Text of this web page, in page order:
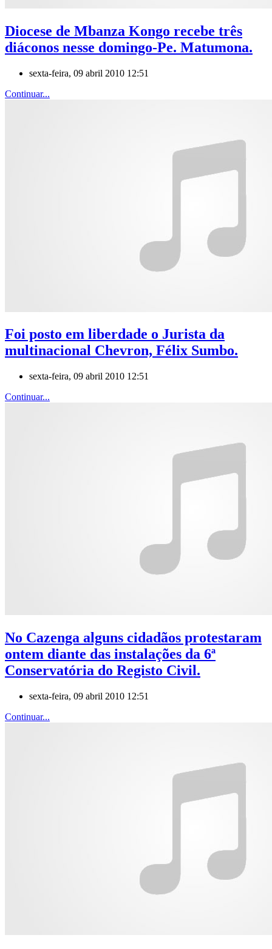
Diocese de Mbanza Kongo recebe três
diáconos nesse domingo-Pe. Matumona.
sexta-feira, 09 abril 2010 12:51
Continuar...
Foi posto em liberdade o Jurista da
multinacional Chevron, Félix Sumbo.
sexta-feira, 09 abril 2010 12:51
Continuar...
No Cazenga alguns cidadãos protestaram
ontem diante das instalações da 6ª
Conservatória do Registo Civil.
sexta-feira, 09 abril 2010 12:51
Continuar...